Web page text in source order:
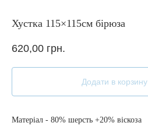
Хустка 115×115см бірюза
620,00 грн.
Додати в корзину
Матеріал - 80% шерсть +20% віскоза